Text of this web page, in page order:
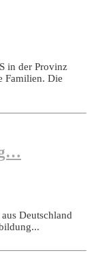
in der Provinz
Familien. Die
Deutschland